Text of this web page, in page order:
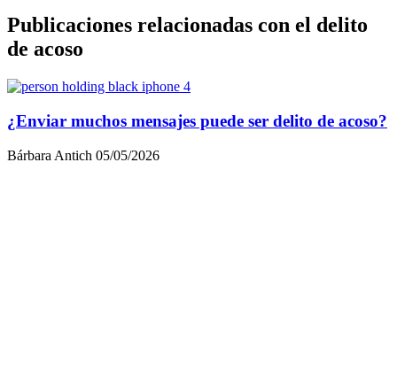
Publicaciones relacionadas con el delito
de acoso
¿Enviar muchos mensajes puede ser delito de acoso?
Bárbara Antich 05/05/2026